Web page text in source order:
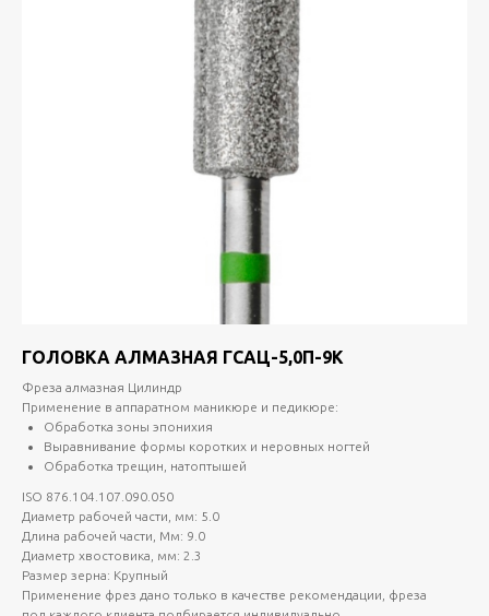
ГОЛОВКА АЛМАЗНАЯ ГСАЦ-5,0П-9К
Фреза алмазная Цилиндр
Применение в аппаратном маникюре и педикюре:
Обработка зоны эпонихия
Выравнивание формы коротких и неровных ногтей
Обработка трещин, натоптышей
ISO 876.104.107.090.050
Диаметр рабочей части, мм: 5.0
Длина рабочей части, Мм: 9.0
Диаметр хвостовика, мм: 2.3
Размер зерна: Крупный
Применение фрез дано только в качестве рекомендации, фреза